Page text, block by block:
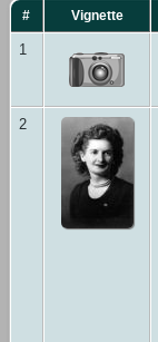
# Vignette
1
2